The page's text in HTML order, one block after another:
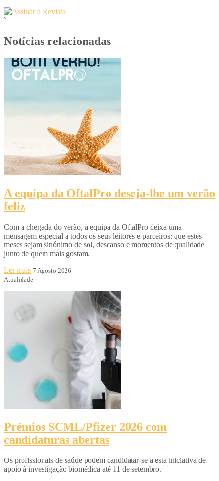
`
Notícias relacionadas
A equipa da OftalPro deseja-lhe um verão
feliz
Com a chegada do verão, a equipa da OftalPro deixa uma
mensagem especial a todos os seus leitores e parceiros: que estes
meses sejam sinónimo de sol, descanso e momentos de qualidade
junto de quem mais gostam.
Ler mais 7 Agosto 2026
Atualidade
Prémios SCML/Pfizer 2026 com
candidaturas abertas
Os profissionais de saúde podem candidatar-se a esta iniciativa de
apoio à investigação biomédica até 11 de setembro.